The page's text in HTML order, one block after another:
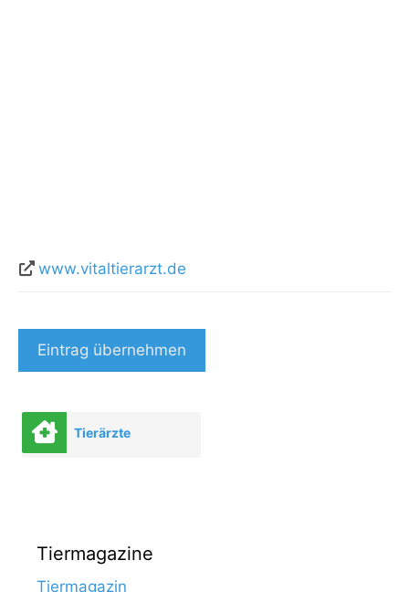
www.vitaltierarzt.de
Eintrag übernehmen
Tierärzte
Tiermagazine
Tiermagazin